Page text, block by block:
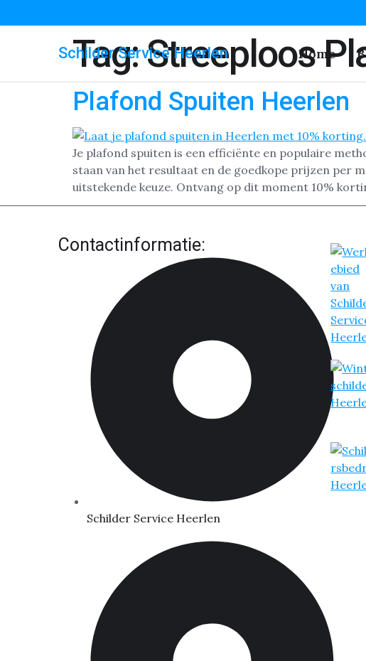
Schilder Service Heerlen Home
Tag:Streeploos
Plafond Spuiten Heerlen
Je plafond spuiten is een efficiënte en populaire
staan van het resultaat en de goedkope prijzen per
uitstekende keuze. Ontvang op dit moment 10%
Contactinformatie:
Schilder Service Heerlen